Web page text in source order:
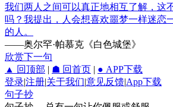
我们两人之间可以真正地相互了解，这
吗？我提出，人会想喜欢噩梦一样迷恋
的人。
——奥尔罕·帕慕克《白色城堡》
欣赏下一句
▲ 回顶部 | ☗ 回首页 | ● APP下载
登录|注册|关于我们|意见反馈|App下载
句子抄